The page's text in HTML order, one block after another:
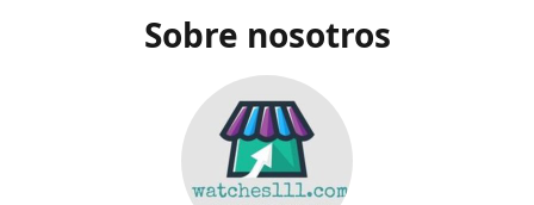
Sobre nosotros